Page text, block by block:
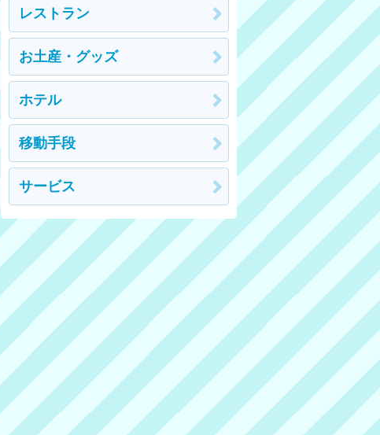
レストラン
お土産・グッズ
ホテル
移動手段
サービス